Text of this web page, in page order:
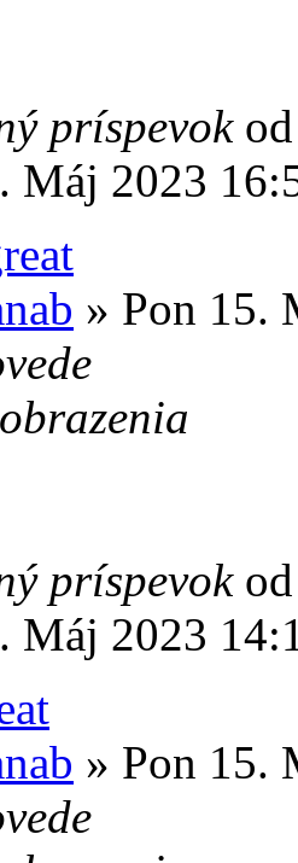
príspevok
Máj 2023
» Pon 15.
príspevok
Máj 2023
» Pon 15.